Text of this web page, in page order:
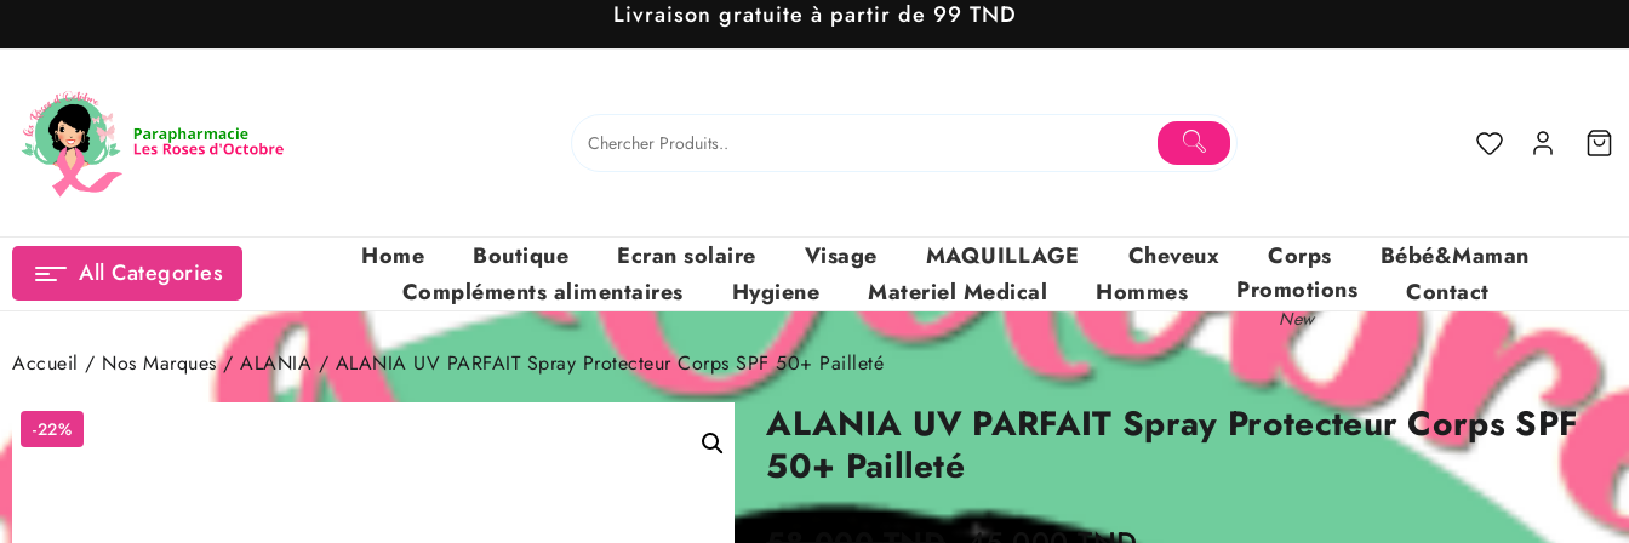
to
Livraison gratuite à partir de 99 TND
All Categories
Home Boutique Ecran solaire Visage MAQUILLAGE Cheveux Corps
Bébé&Maman
Compléments alimentaires
Hygiene Materiel Medical Hommes Promotions
New
Contact
Accueil / Nos Marques/ ALANIA / ALANIA UV PARFAIT Spray Protecteur Corps SPF 50+ Pailleté
-22%
ALANIA UV PARFAIT Spray Protecteur Corps SPF
50+ Pailleté